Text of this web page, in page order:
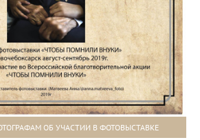
ОБ УЧАСТИИ В ФОТОВЫСТАВКЕ